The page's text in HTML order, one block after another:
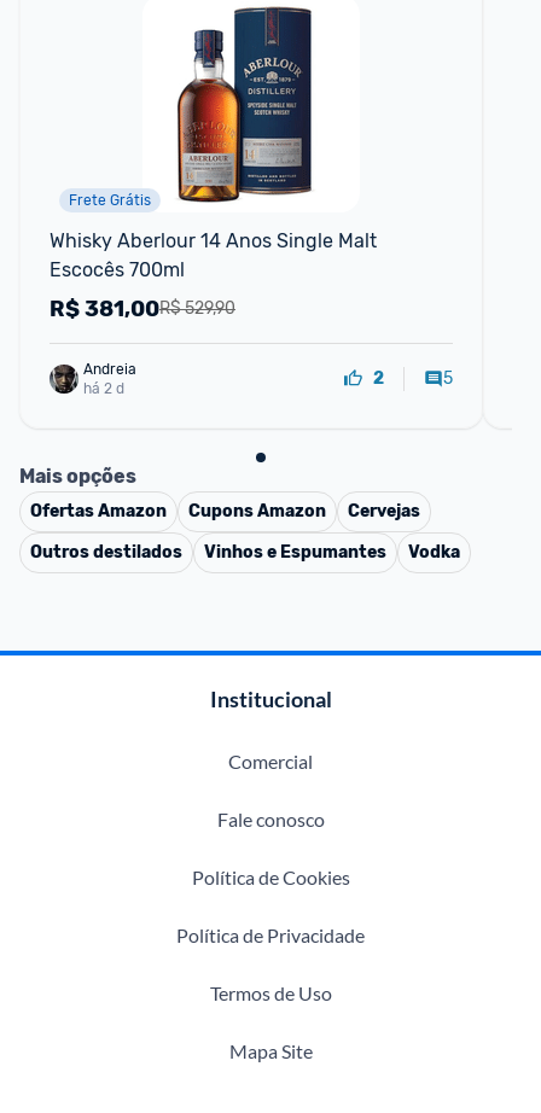
Frete Grátis
Whisky Aberlour 14 Anos Single Malt
Escocês 700ml
R$ 529,90
R$381,00
Andreia
há 2 d
2 5
Mais opções
OfertasAmazon CuponsAmazon
Cervejas
Outros destilados
Vinhos e Espumantes Vodka
Institucional
Comercial
Fale conosco
Política de Cookies
Política de Privacidade
Termos de Uso
Mapa Site